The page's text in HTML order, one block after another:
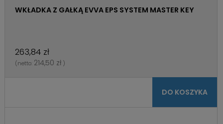
WKŁADKA Z GAŁKĄ EVVA EPS SYSTEM MASTER KEY
263,84 zł
(netto: 214,50 zł )
DO KOSZYKA